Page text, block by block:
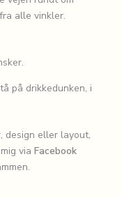
alle vinkler.
på drikkedunken, i
design eller layout,
via Facebook